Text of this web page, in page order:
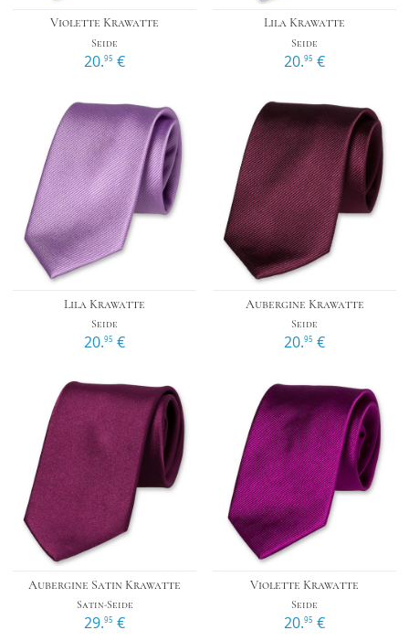
Violette Krawatte
Seide
20.95 €
Lila Krawatte
Seide
20.95 €
Lila Krawatte
Seide
20.95 €
Aubergine Krawatte
Seide
20.95 €
Aubergine Satin Krawatte
Satin-Seide
29.95 €
Violette Krawatte
Seide
20.95 €